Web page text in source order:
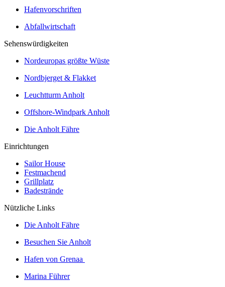
Hafenvorschriften
Abfallwirtschaft
Sehenswürdigkeiten
Nordeuropas größte Wüste
Nordbjerget & Flakket
Leuchtturm Anholt
Offshore-Windpark Anholt
Die Anholt Fähre
Einrichtungen
Sailor House
Festmachend
Grillplatz
Badestrände
Nützliche Links
Die Anholt Fähre
Besuchen Sie Anholt
Hafen von Grenaa
Marina Führer